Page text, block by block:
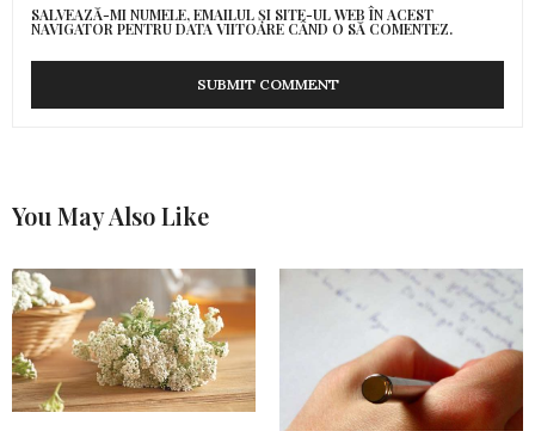
SALVEAZĂ-MI NUMELE, EMAILUL ȘI SITE-UL WEB ÎN ACEST
NAVIGATOR PENTRU DATA VIITOARE CÂND O SĂ COMENTEZ.
You May Also Like